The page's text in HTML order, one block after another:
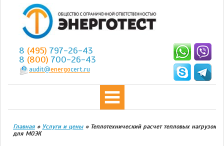
8 (495) 797-26-43
8 (800) 700-26-43
audit@energocert.ru
Главная » Услуги и цены» Теплотехнический расчет тепловых нагрузок
для МОЭК